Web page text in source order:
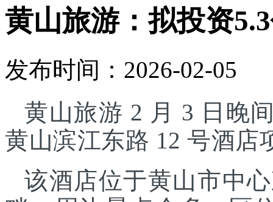
黄山旅游：拟投资
发布时间：2026-02-05
黄山旅游 2 月 3 日晚
黄山滨江东路 12 号酒店
该酒店位于黄山市中